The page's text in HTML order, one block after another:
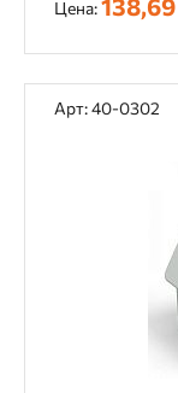
Ширина
16,5 мм
Полиолефин
Цена:
Арт: 40-0302